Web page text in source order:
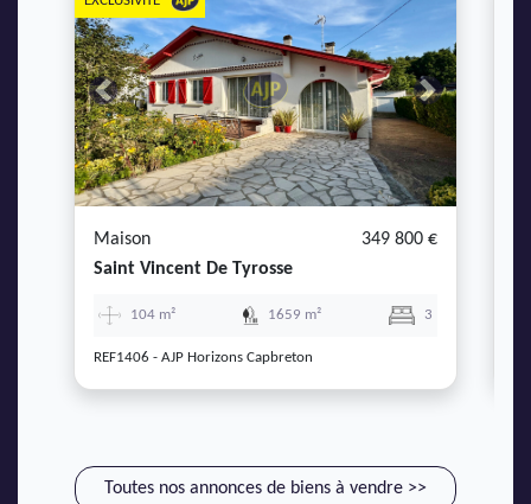
Previous Next
Maison
349 800 €
Saint Vincent De Tyrosse
104 m² 1659 m² 3
REF1406 - AJP Horizons Capbreton
Toutes nos annonces de biens à vendre >>